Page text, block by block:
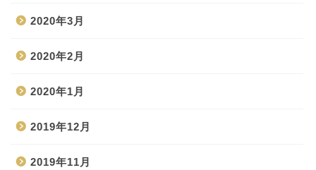
2020年3月
2020年2月
2020年1月
2019年12月
2019年11月